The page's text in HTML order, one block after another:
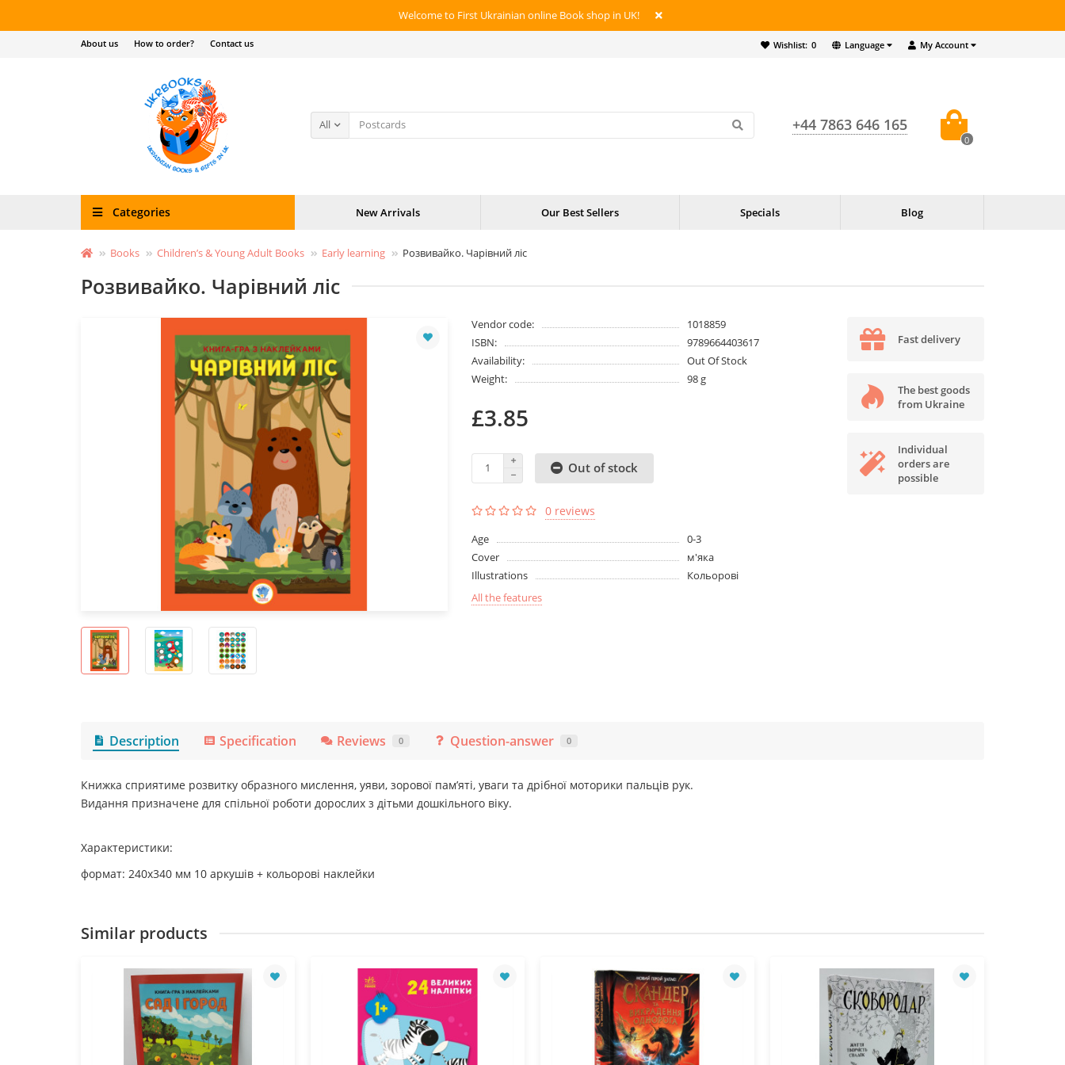
Welcome to First Ukrainian online Book shop in UK!
My Account
Language
Wishlist: 0
About us How to order? Contact us
All +44 7863 646 165
0
Categories New Arrivals Our Best Sellers Specials Blog
Books Children’s & Young Adult Books Early learning Розвивайко. Чарівний ліс
Розвивайко. Чарівний ліс
Vendor code:
1018859
ISBN:
9789664403617
Availability:
Out Of Stock
Weight:
98 g
£3.85
Out of stock
0 reviews
Age
0-3
Cover
м'яка
Illustrations
Кольорові
All the features
Fast delivery
The best goods
from Ukraine
Individual
orders are
possible
Description Specification Reviews 0 Question-answer 0
Книжка сприятиме розвитку образного мислення, уяви, зорової пам’яті, уваги та дрібної моторики пальців рук.
Видання призначене для спільної роботи дорослих з дітьми дошкільного віку.
Характеристики:
формат: 240х340 мм 10 аркушів + кольорові наклейки
Similar products